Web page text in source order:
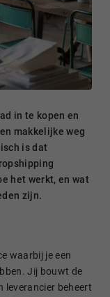
in te kopen en
makkelijke weg
is dat
het werkt, en wat
zijn.
waarbij je een
Jij bouwt de
leverancier beheert